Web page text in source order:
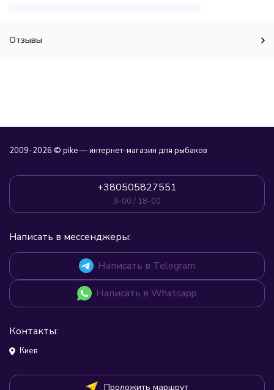
Разрывная нагрузка (кг)
Отзывы
2009-2026 © pike — интернет-магазин для рыбаков
+380505827551
9-00 / 18-00
Написать в мессенджеры:
Написать в Telegram
Написать в Whatsapp
Контакты:
Киев
Проложить маршрут